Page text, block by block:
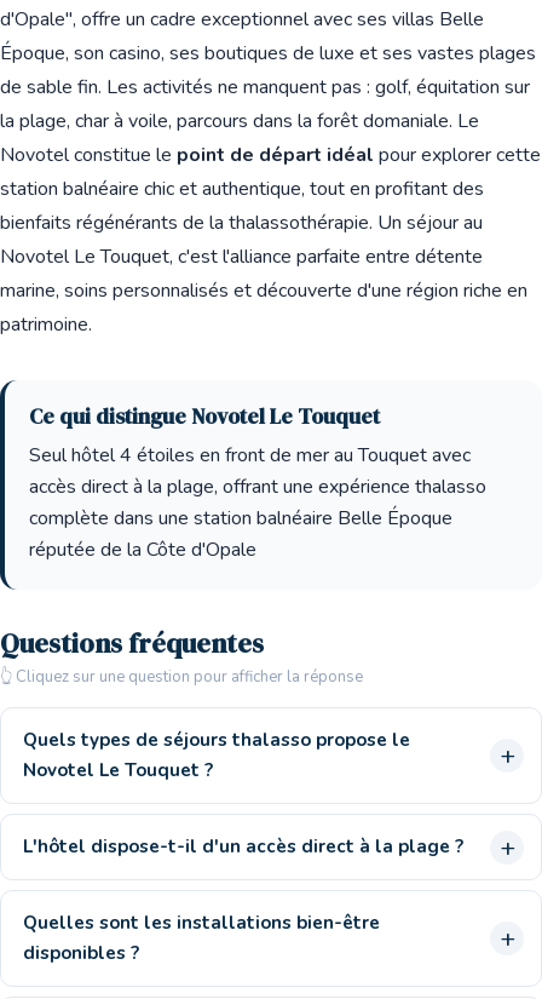
d'Opale", offre un cadre exceptionnel avec ses villas Belle
Époque, son casino, ses boutiques de luxe et ses vastes plages
de sable fin. Les activités ne manquent pas : golf, équitation sur
la plage, char à voile, parcours dans la forêt domaniale. Le
Novotel constitue le point de départ idéal pour explorer cette
station balnéaire chic et authentique, tout en profitant des
bienfaits régénérants de la thalassothérapie. Un séjour au
Novotel Le Touquet, c'est l'alliance parfaite entre détente
marine, soins personnalisés et découverte d'une région riche en
patrimoine.
Ce qui distingue Novotel Le Touquet
Seul hôtel 4 étoiles en front de mer au Touquet avec
accès direct à la plage, offrant une expérience thalasso
complète dans une station balnéaire Belle Époque
réputée de la Côte d'Opale
Questions fréquentes
👆 Cliquez sur une question pour afficher la réponse
Quels types de séjours thalasso propose le
Novotel Le Touquet ?
L'hôtel dispose-t-il d'un accès direct à la plage ?
Quelles sont les installations bien-être
disponibles ?